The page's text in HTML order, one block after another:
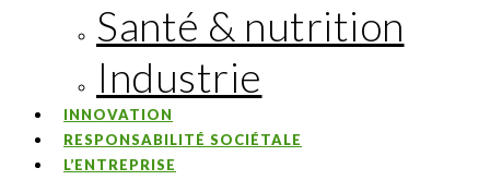
Santé & nutrition
Industrie
INNOVATION
RESPONSABILITÉ SOCIÉTALE
L’ENTREPRISE